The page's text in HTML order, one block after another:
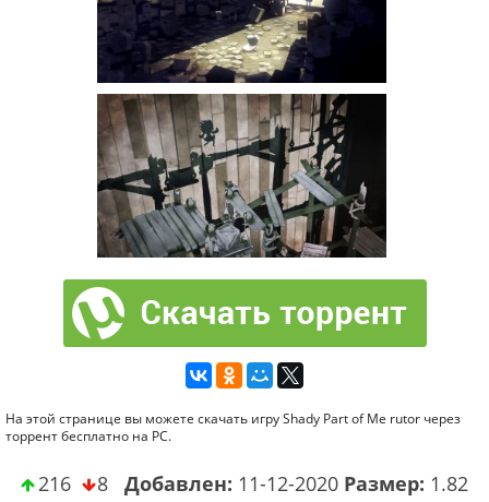
На этой странице вы можете скачать игру Shady Part of Me rutor через
торрент бесплатно на PC.
216 8 Добавлен: 11-12-2020 Размер: 1.82